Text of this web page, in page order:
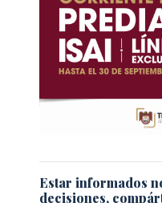
Estar informados
decisiones,